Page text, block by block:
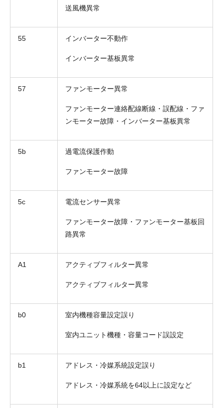
送風機異常
55 インバーター不動作
インバーター基板異常
57 ファンモーター異常
ファンモーター連絡配線断線・誤配線・ファ
ンモーター故障・インバーター基板異常
5b 過電流保護作動
ファンモーター故障
5c 電流センサー異常
ファンモーター故障・ファンモーター基板回
路異常
A1 アクティブフィルター異常
アクティブフィルター異常
b0 室内機種容量設定誤り
室内ユニット機種・容量コード誤設定
b1 アドレス・冷媒系統設定誤り
アドレス・冷媒系統を64以上に設定など